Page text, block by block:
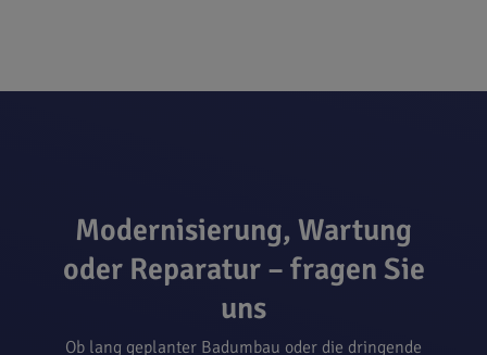
Modernisierung, Wartung
oder Reparatur – fragen Sie
uns
Ob lang geplanter Badumbau oder die dringende